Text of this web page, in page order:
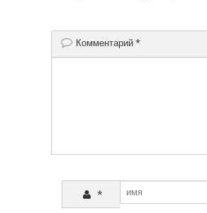
Комментарий*
*